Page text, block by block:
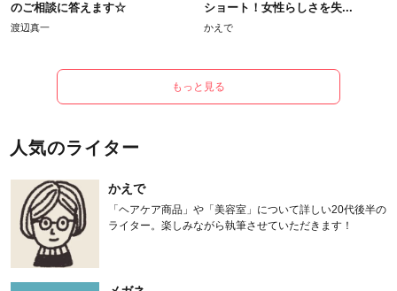
のご相談に答えます☆
渡辺真一
ショート！女性らしさを失...
かえで
もっと見る
人気のライター
かえで
「ヘアケア商品」や「美容室」について詳しい20代後半の
ライター。楽しみながら執筆させていただきます！